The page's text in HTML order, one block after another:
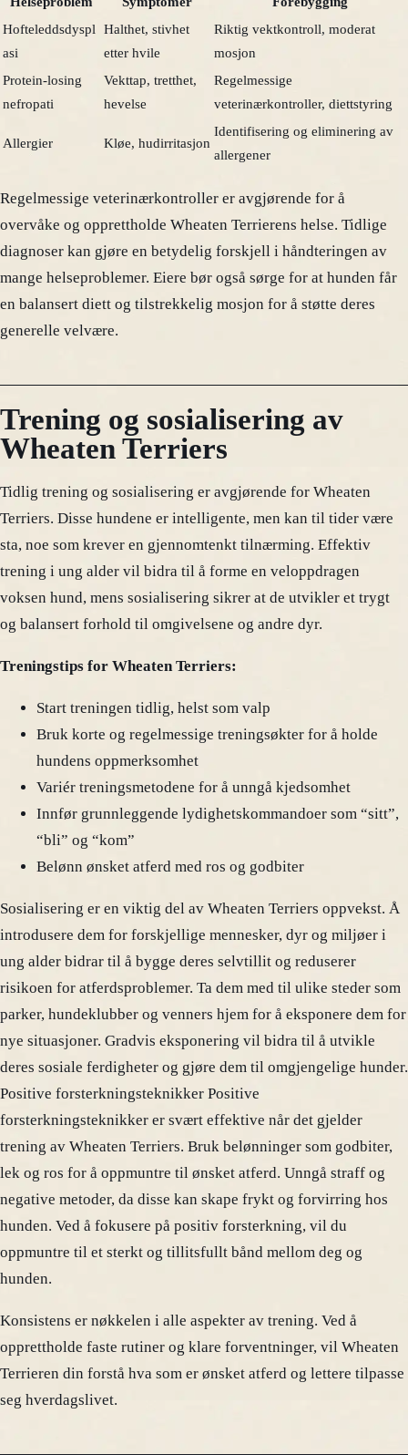
Hofteleddsdyspl
asi
Halthet, stivhet
etter hvile
Riktig vektkontroll, moderat
mosjon
Protein-losing
nefropati
Vekttap, tretthet,
hevelse
Regelmessige
veterinærkontroller, diettstyring
Allergier Kløe, hudirritasjon
Identifisering og eliminering av
allergener
Regelmessige veterinærkontroller er avgjørende for å
overvåke og opprettholde Wheaten Terrierens helse. Tidlige
diagnoser kan gjøre en betydelig forskjell i håndteringen av
mange helseproblemer. Eiere bør også sørge for at hunden får
en balansert diett og tilstrekkelig mosjon for å støtte deres
generelle velvære.
Trening og sosialisering av
Wheaten Terriers
Tidlig trening og sosialisering er avgjørende for Wheaten
Terriers. Disse hundene er intelligente, men kan til tider være
sta, noe som krever en gjennomtenkt tilnærming. Effektiv
trening i ung alder vil bidra til å forme en veloppdragen
voksen hund, mens sosialisering sikrer at de utvikler et trygt
og balansert forhold til omgivelsene og andre dyr.
Treningstips for Wheaten Terriers:
Start treningen tidlig, helst som valp
Bruk korte og regelmessige treningsøkter for å holde
hundens oppmerksomhet
Variér treningsmetodene for å unngå kjedsomhet
Innfør grunnleggende lydighetskommandoer som “sitt”,
“bli” og “kom”
Belønn ønsket atferd med ros og godbiter
Sosialisering er en viktig del av Wheaten Terriers oppvekst. Å
introdusere dem for forskjellige mennesker, dyr og miljøer i
ung alder bidrar til å bygge deres selvtillit og reduserer
risikoen for atferdsproblemer. Ta dem med til ulike steder som
parker, hundeklubber og venners hjem for å eksponere dem for
nye situasjoner. Gradvis eksponering vil bidra til å utvikle
deres sosiale ferdigheter og gjøre dem til omgjengelige hunder.
Positive forsterkningsteknikker Positive
forsterkningsteknikker er svært effektive når det gjelder
trening av Wheaten Terriers. Bruk belønninger som godbiter,
lek og ros for å oppmuntre til ønsket atferd. Unngå straff og
negative metoder, da disse kan skape frykt og forvirring hos
hunden. Ved å fokusere på positiv forsterkning, vil du
oppmuntre til et sterkt og tillitsfullt bånd mellom deg og
hunden.
Konsistens er nøkkelen i alle aspekter av trening. Ved å
opprettholde faste rutiner og klare forventninger, vil Wheaten
Terrieren din forstå hva som er ønsket atferd og lettere tilpasse
seg hverdagslivet.